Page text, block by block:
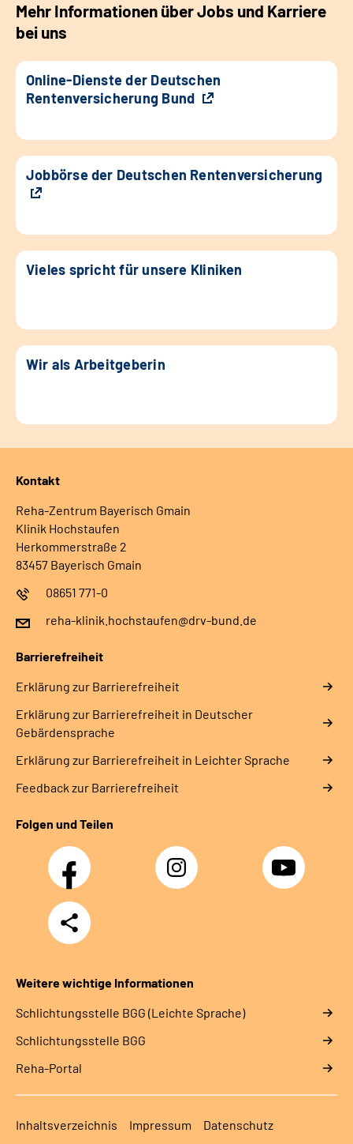
Mehr Informationen über Jobs und Karriere
bei uns
Online-Dienste der Deutschen
Rentenversicherung Bund
Jobbörse der Deutschen Rentenversicherung
Vieles spricht für unsere Kliniken
Wir als Arbeitgeberin
Kontakt
Reha-Zentrum Bayerisch Gmain
Klinik Hochstaufen
Herkommerstraße 2
83457 Bayerisch Gmain
08651 771-0
reha-klinik.hochstaufen@drv-bund.de
Barrierefreiheit
Erklärung zur Barrierefreiheit
Erklärung zur Barrierefreiheit in Deutscher
Gebärdensprache
Erklärung zur Barrierefreiheit in Leichter Sprache
Feedback zur Barrierefreiheit
Folgen und Teilen
Facebook Instagram YouTube
Teilen
Weitere wichtige Informationen
Schlich­tungs­stel­le BGG (Leichte Sprache)
Schlich­tungs­stel­le BGG
Reha-Portal
Inhaltsverzeichnis Impressum Datenschutz